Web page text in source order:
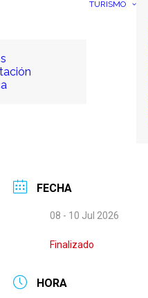
TURISMO
FECHA
08 - 10 Jul 2026
Finalizado
HORA